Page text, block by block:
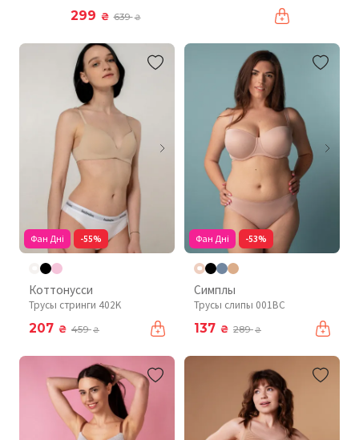
299 ₴ 639₴
Фан Дні -55%
Коттонусси
Трусы стринги 402K
207 ₴ 459₴
Фан Дні -53%
Симплы
Трусы слипы 001BC
137 ₴ 289₴